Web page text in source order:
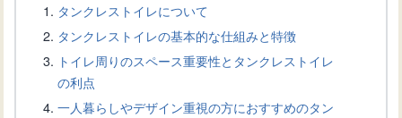
トイレの詰まり解消術：スッポン選び
から原因と対策まで
タンクレストイレについて
タンクレストイレの基本的な仕組みと特徴
トイレ周りのスペース重要性とタンクレストイレ
の利点
一人暮らしやデザイン重視の方におすすめのタン